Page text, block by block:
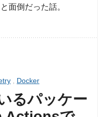
面倒だった話。
Docker
るパッケー